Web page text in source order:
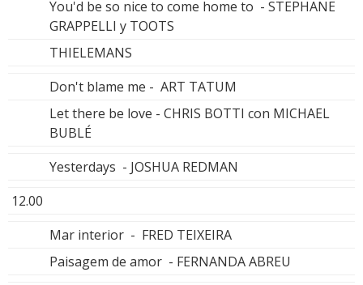
You'd be so nice to come home to - STEPHANE
GRAPPELLI y TOOTS
THIELEMANS
Don't blame me - ART TATUM
Let there be love - CHRIS BOTTI con MICHAEL
BUBLÉ
Yesterdays - JOSHUA REDMAN
12.00
Mar interior - FRED TEIXEIRA
Paisagem de amor - FERNANDA ABREU